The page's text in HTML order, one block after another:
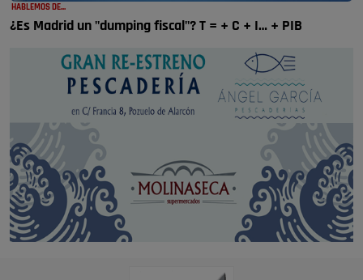
HABLEMOS DE...
¿Es Madrid un "dumping fiscal"? T = + C + I… + PIB